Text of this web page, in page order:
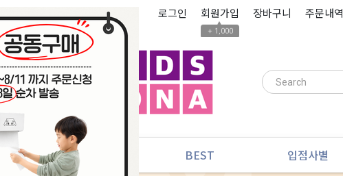
로그인 회원가입
▲
+ 1,000
장바구니 주문내역
NEW BEST 입점사별